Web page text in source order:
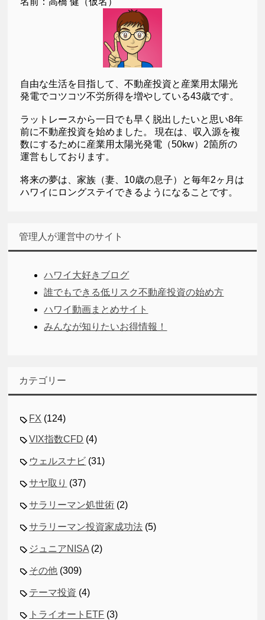
自由な生活を目指して、不動産投資と産業用太陽光
発電でコツコツ不労所得を増やしている43歳です。
ラットレースから一日でも早く脱出したいと思い8年
前に不動産投資を始めました。 現在は、収入源を複
数にするために産業用太陽光発電（50kw）2箇所の
運営もしております。
将来の夢は、家族（妻、10歳の息子）と毎年2ヶ月は
ハワイにロングステイできるようになることです。
管理人が運営中のサイト
ハワイ大好きブログ
誰でもできる低リスク不動産投資の始め方
ハワイ動画まとめサイト
みんなが知りたいお得情報！
カテゴリー
FX (124)
VIX指数CFD (4)
ウェルスナビ (31)
サヤ取り (37)
サラリーマン処世術 (2)
サラリーマン投資家成功法 (5)
ジュニアNISA (2)
その他 (309)
テーマ投資 (4)
トライオートETF (3)